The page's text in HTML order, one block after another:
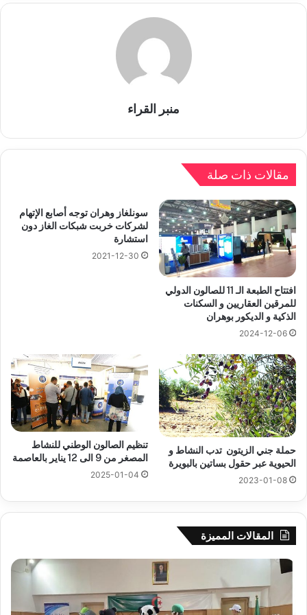
منبر القراء
مقالات ذات صلة
افتتاح الطبعة الـ 11 للصالون الدولي
للمرقين العقاريين و السكنات
الذكية و الديكور بوهران
2024-12-06
سونلغاز وهران توجه أصابع الإتهام
لشركات خربت شبكات الغاز دون
استشارة
2021-12-30
حملة جني الزيتون تدب النشاط و
الحيوية عبر حقول بساتين بالبويرة
2023-01-08
تنظيم الصالون الوطني للنشاط
المصغر من 9 الى 12 يناير بالعاصمة
2025-01-04
المقالات المميزة
جيجل:
المخيم